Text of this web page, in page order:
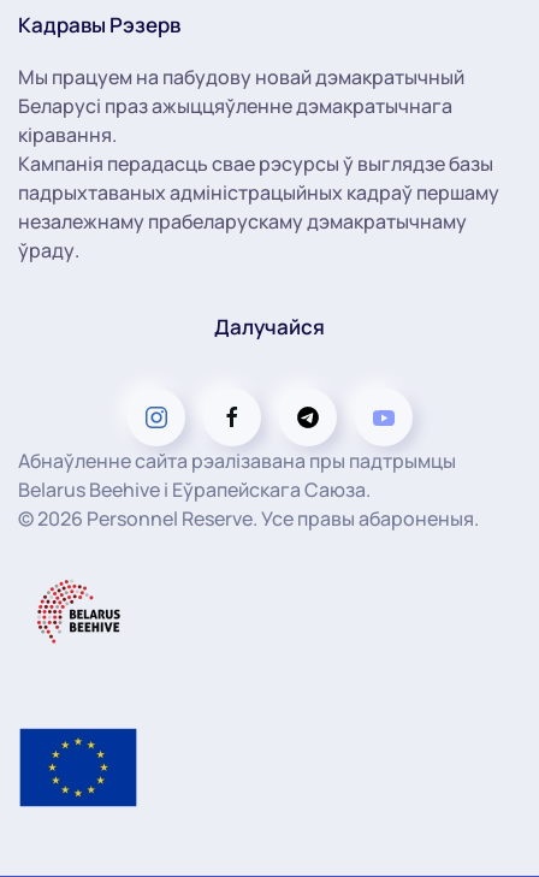
Кадравы Рэзерв
Мы працуем на пабудову новай дэмакратычный
Беларусі праз ажыццяўленне дэмакратычнага
кіравання.
Кампанія перадасць свае рэсурсы ў выглядзе базы
падрыхтаваных адміністрацыйных кадраў першаму
незалежнаму прабеларускаму дэмакратычнаму
ўраду.
Далучайся
Абнаўленне сайта рэалізавана пры падтрымцы
Belarus Beehive і Еўрапейскага Саюза.
©2026 Personnel Reserve. Усе правы абароненыя.